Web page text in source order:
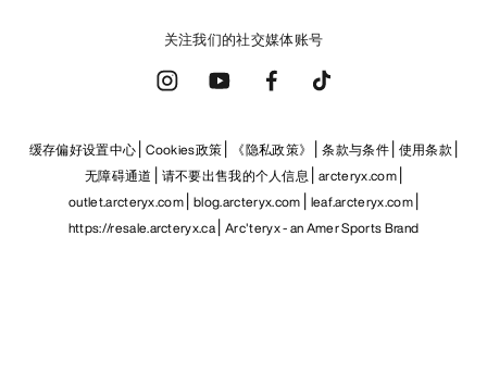
关注我们的社交媒体账号
缓存偏好设置中心 Cookies政策 《隐私政策》 条款与条件 使用条款
无障碍通道
请不要出售我的个人信息 arcteryx.com
outlet.arcteryx.com blog.arcteryx.com leaf.arcteryx.com
https://resale.arcteryx.ca Arc'teryx - an Amer Sports Brand